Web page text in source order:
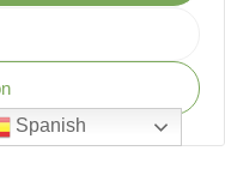
Spanish